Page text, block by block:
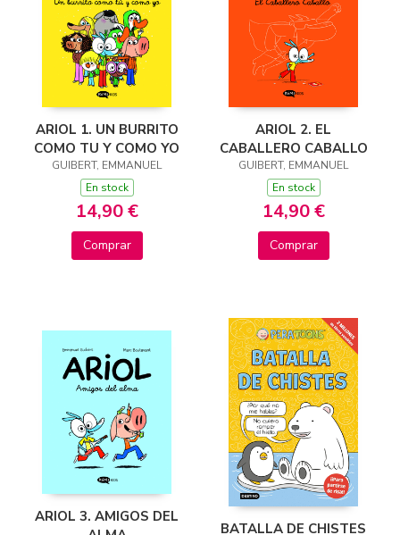
ARIOL 1. UN BURRITO
COMO TU Y COMO YO
GUIBERT, EMMANUEL
En stock
14,90 €
Comprar
ARIOL 2. EL
CABALLERO CABALLO
GUIBERT, EMMANUEL
En stock
14,90 €
Comprar
ARIOL 3. AMIGOS DEL
BATALLA DE CHISTES